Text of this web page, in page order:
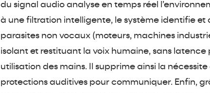
du signal audio analyse en temps réel
à une filtration intelligente, le système identifie et
parasites non vocaux (moteurs, machines
isolant et restituant la voix humaine, sans latence
utilisation des mains. Il supprime ainsi la nécessite
protections auditives pour communiquer. Enfin,